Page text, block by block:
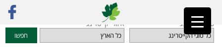
ראשי»מדריך קייטרינג קייטרינג לאירועים»
Bau
סוגי קייטרינג איזורי קייטרינג
חפשו